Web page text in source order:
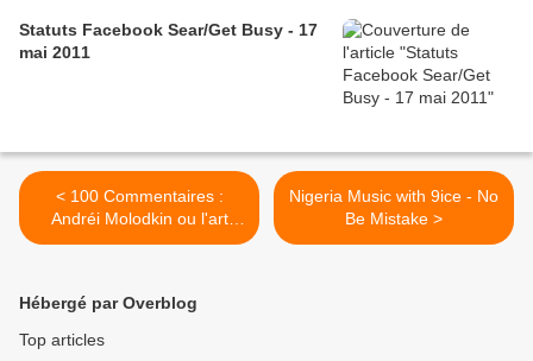
Statuts Facebook Sear/Get Busy - 17
mai 2011
< 100 Commentaires :
Andréi Molodkin ou l'art
contemporain Russe
Nigeria Music with 9ice - No
Be Mistake >
Hébergé par Overblog
Top articles